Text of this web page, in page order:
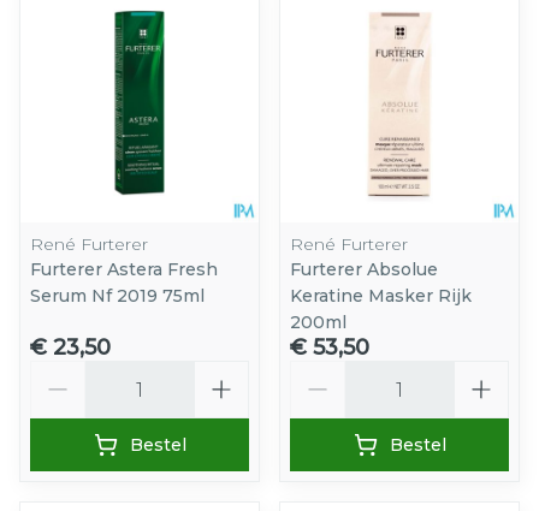
René Furterer
Furterer Astera Fresh
Serum Nf 2019 75ml
€ 23,50
Bestel
René Furterer
Furterer Absolue
Keratine Masker Rijk
200ml
€ 53,50
Bestel